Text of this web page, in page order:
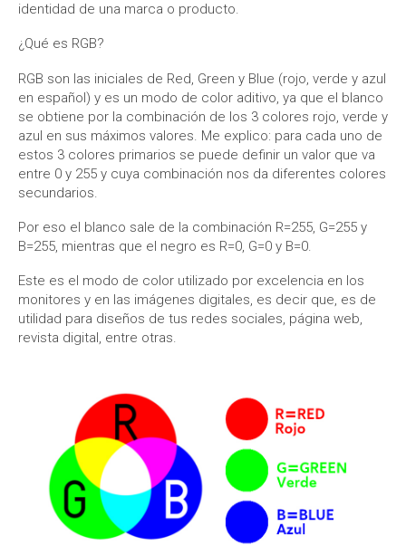
identidad de una marca o producto.
¿Qué es RGB?
RGB son las iniciales de Red, Green y Blue (rojo, verde y azul
en español) y es un modo de color aditivo, ya que el blanco
se obtiene por la combinación de los 3 colores rojo, verde y
azul en sus máximos valores. Me explico: para cada uno de
estos 3 colores primarios se puede definir un valor que va
entre 0 y 255 y cuya combinación nos da diferentes colores
secundarios.
Por eso el blanco sale de la combinación R=255, G=255 y
B=255, mientras que el negro es R=0, G=0 y B=0.
Este es el modo de color utilizado por excelencia en los
monitores y en las imágenes digitales, es decir que, es de
utilidad para diseños de tus redes sociales, página web,
revista digital, entre otras.